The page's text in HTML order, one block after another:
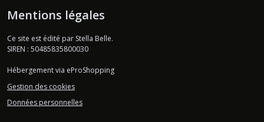
Mentions légales
Ce site est édité par Stella Belle.
SIREN : 50485835800030
Hébergement via eProShopping
Gestion des cookies
Données personnelles